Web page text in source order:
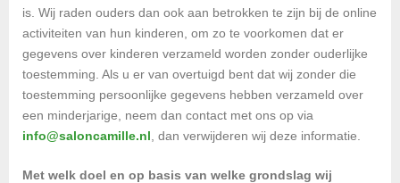
is. Wij raden ouders dan ook aan betrokken te zijn bij de online
activiteiten van hun kinderen, om zo te voorkomen dat er
gegevens over kinderen verzameld worden zonder ouderlijke
toestemming. Als u er van overtuigd bent dat wij zonder die
toestemming persoonlijke gegevens hebben verzameld over
een minderjarige, neem dan contact met ons op via
info@saloncamille.nl , dan verwijderen wij deze informatie.
Met welk doel en op basis van welke grondslag wij